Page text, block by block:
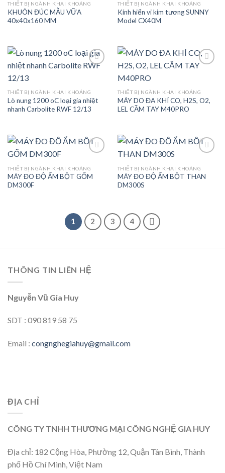
THIẾT BỊ NGÀNH KHAI KHOÁNG
KHUÔN ĐÚC MẪU VỮA
40x40x160 MM
Add to
THIẾT BỊ NGÀNH KHAI KHOÁNG
Kính hiển vi kim tương SUNNY
Model CX40M
wishlist
THIẾT BỊ NGÀNH KHAI KHOÁNG
Lò nung 1200 oC loại gia nhiệt
nhanh Carbolite RWF 12/13
wishlist
THIẾT BỊ NGÀNH KHAI KHOÁNG
MÁY DO ĐA KHÍ CO, H2S, O2,
LEL CẦM TAY M40PRO
Add to
THIẾT BỊ NGÀNH KHAI KHOÁNG
MÁY ĐO ĐỘ ẨM BỘT GỐM
DM300F
Add to
THIẾT BỊ NGÀNH KHAI KHOÁNG
MÁY ĐO ĐỘ ẨM BỘT THAN
DM300S
1 2 3 4
THÔNG TIN LIÊN HỆ
Nguyễn Vũ Gia Huy
SDT : 090 819 58 75
Email : congnghegiahuy@gmail.com
ĐỊA CHỈ
CÔNG TY TNHH THƯƠNG MẠI CÔNG NGHỆ GIA HUY
Địa chỉ: 182 Cộng Hòa, Phường 12, Quận Tân Bình, Thành
phố Hồ Chí Minh, Việt Nam